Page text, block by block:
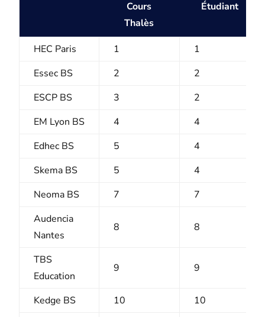
Cours
Thalès
Étudiant
HEC Paris 1
1
Essec BS
2
2
ESCP BS
3
2
EM Lyon BS
4
4
Edhec BS
5
4
Skema BS
5
4
Neoma BS
7
7
Audencia
Nantes
8 8
TBS
Education
9 9
Kedge BS 10
10